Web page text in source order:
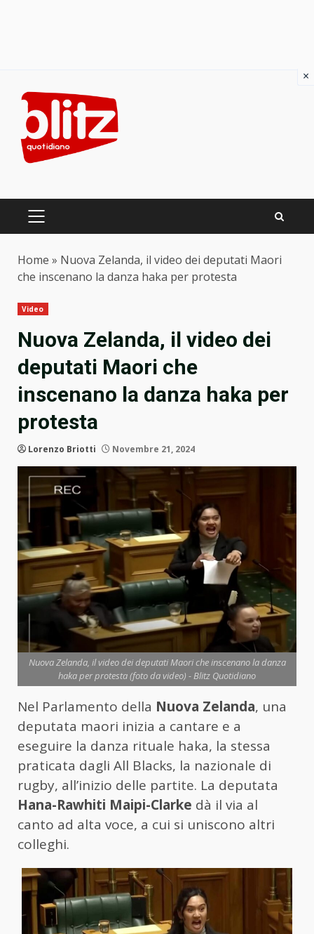
content
PRIMARY
Home » Nuova Zelanda, il video dei deputati Maori
che inscenano la danza haka per protesta
Video
Nuova Zelanda, il video dei
deputati Maori che
inscenano la danza haka per
protesta
Lorenzo Briotti Novembre 21, 2024
Nuova Zelanda, il video dei deputati Maori che inscenano la danza
haka per protesta (foto da video) - Blitz Quotidiano
Nel Parlamento della Nuova Zelanda, una
deputata maori inizia a cantare e a
eseguire la danza rituale haka, la stessa
praticata dagli All Blacks, la nazionale di
rugby, all’inizio delle partite. La deputata
Hana-Rawhiti Maipi-Clarke dà il via al
canto ad alta voce, a cui si uniscono altri
colleghi.
×